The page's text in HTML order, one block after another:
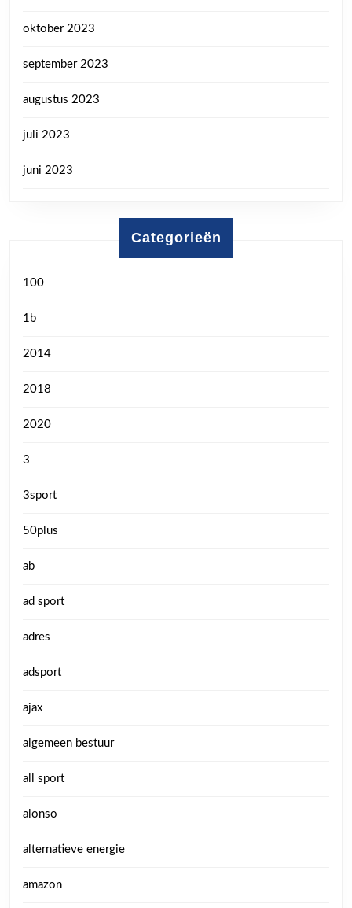
oktober 2023
september 2023
augustus 2023
juli 2023
juni 2023
Categorieën
100
1b
2014
2018
2020
3
3sport
50plus
ab
ad sport
adres
adsport
ajax
algemeen bestuur
all sport
alonso
alternatieve energie
amazon